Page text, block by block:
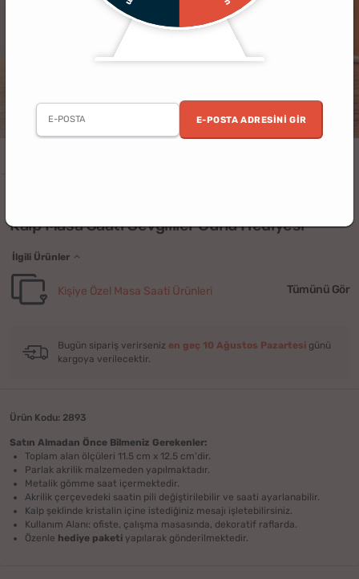
E-POSTA ADRESINI GIR
Kalp Masa Saati Sevgililer Günü Hediyesi
İlgili Ürünler
Kişiye Özel Masa Saati Ürünleri Tümünü Gör
Bugün sipariş verirseniz en geç 10 Ağustos Pazartesi günü
kargoya verilecektir.
Ürün Kodu: 2893
Satın Almadan Önce Bilmeniz Gerekenler:
Toplam alan ölçüleri 11.5 cm x 12.5 cm'dir.
Parlak akrilik malzemeden yapılmaktadır.
Metalik gömme saat içermektedir.
Akrilik çerçevedeki saatin pili değiştirilebilir ve saati ayarlanabilir.
Kalp şeklinde kristalin içine istediğiniz mesajı işletebilirsiniz.
Kullanım Alanı: ofiste, çalışma masasında, dekoratif raflarda.
Özenle hediye paketi yapılarak gönderilmektedir.